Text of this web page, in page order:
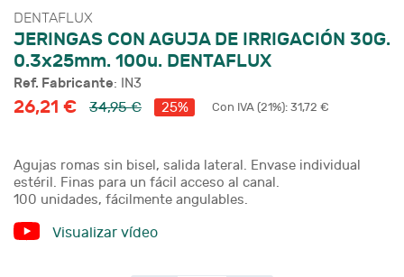
DENTAFLUX
JERINGAS CON AGUJA DE IRRIGACIÓN 30G.
0.3x25mm. 100u. DENTAFLUX
Ref. Fabricante: IN3
26,21 € 34,95 € 25% Con IVA (21%): 31,72 €
Agujas romas sin bisel, salida lateral. Envase individual
estéril. Finas para un fácil acceso al canal.
100 unidades, fácilmente angulables.
Visualizar vídeo